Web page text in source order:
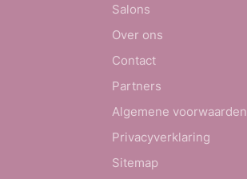
Salons
Over ons
Contact
Partners
Algemene voorwaarden
Privacyverklaring
Sitemap